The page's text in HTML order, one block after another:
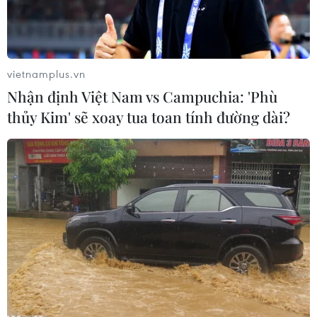
Trụ tuabin trên biển thuộc Nhà máy điện gió số 5 tại xã Thạnh
Hải, huyện Thạnh Phú (Bến Tre). (Ảnh: Hồng Đạt/TTXVN)
Tập đoàn Điện lực Việt Nam (EVN) cho biết Tập
đoàn đã nhận được 27 hồ sơ đề nghị đàm phán
vietnamplus.vn
Nhận định Việt Nam vs Campuchia: 'Phù
thủy Kim' sẽ xoay tua toan tính đường dài?